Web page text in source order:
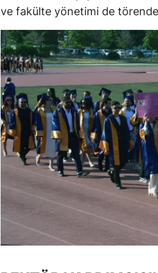
ve fakülte yönetimi de törende